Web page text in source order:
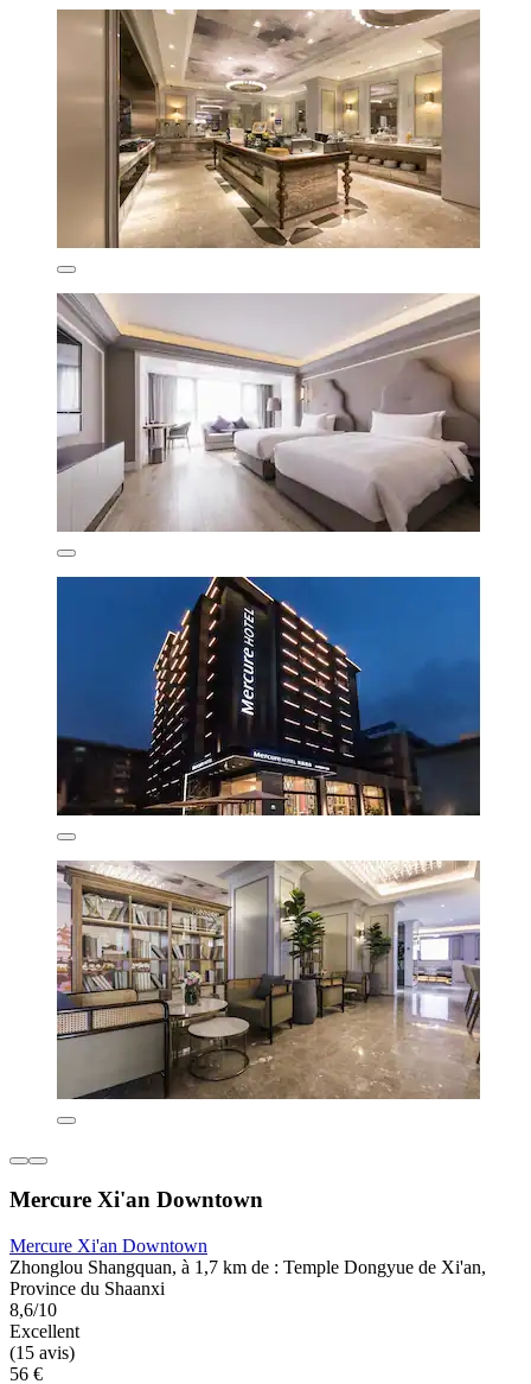
Mercure Xi'an Downtown
Mercure Xi'an Downtown
Zhonglou Shangquan, à 1,7 km de : Temple Dongyue de Xi'an,
Province du Shaanxi
8,6/10
Excellent
(15 avis)
56 €